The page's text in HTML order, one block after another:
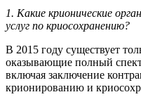
1. Какие крионические
услуг по криосохранению?
В 2015 году существует
оказывающие полный
включая заключение
крионированию и